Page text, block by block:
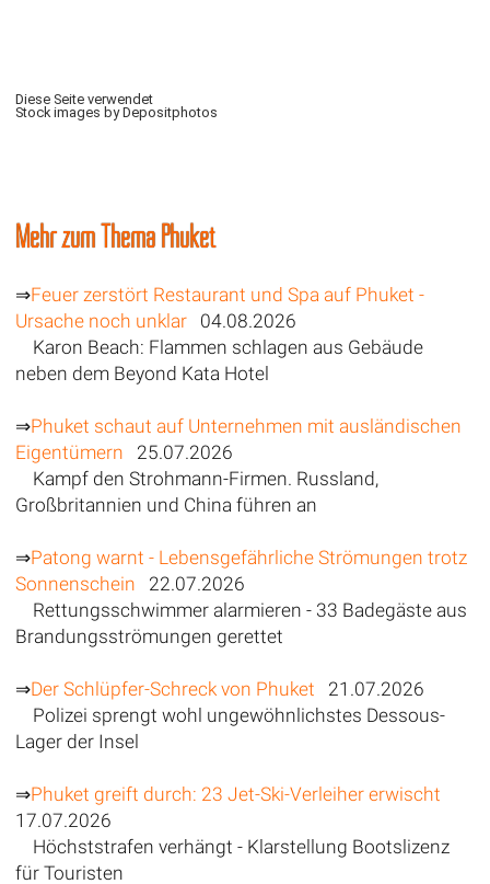
Diese Seite verwendet
Stock images by Depositphotos
Mehr zum Thema Phuket
⇒Feuer zerstört Restaurant und Spa auf Phuket -
Ursache noch unklar04.08.2026
Karon Beach: Flammen schlagen aus Gebäude
neben dem Beyond Kata Hotel
⇒Phuket schaut auf Unternehmen mit ausländischen
Eigentümern 25.07.2026
Kampf den Strohmann-Firmen. Russland,
Großbritannien und China führen an
⇒Patong warnt - Lebensgefährliche Strömungen trotz
Sonnenschein 22.07.2026
Rettungsschwimmer alarmieren - 33 Badegäste aus
Brandungsströmungen gerettet
⇒Der Schlüpfer-Schreck von Phuket 21.07.2026
Polizei sprengt wohl ungewöhnlichstes Dessous-
Lager der Insel
⇒Phuket greift durch: 23 Jet-Ski-Verleiher erwischt
17.07.2026
Höchststrafen verhängt - Klarstellung Bootslizenz
für Touristen